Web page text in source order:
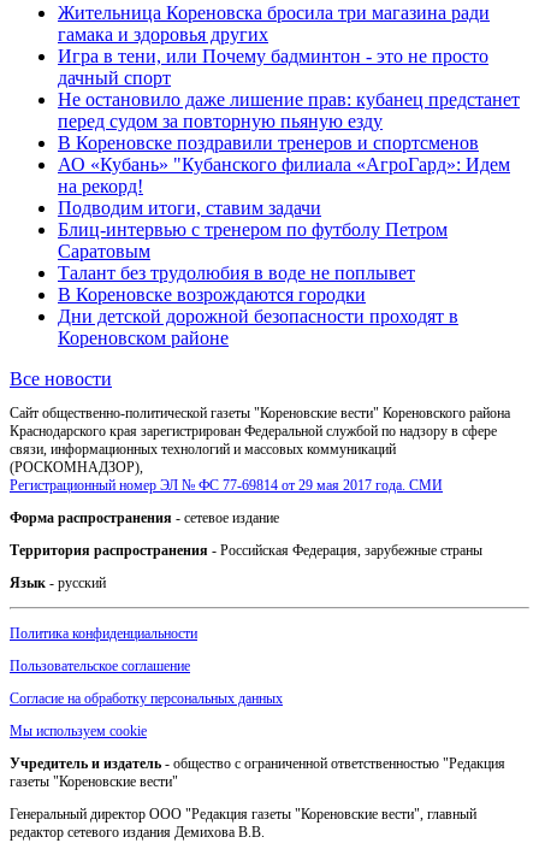
Жительница Кореновска бросила три магазина ради
гамака и здоровья других
Игра в тени, или Почему бадминтон - это не просто
дачный спорт
Не остановило даже лишение прав: кубанец предстанет
перед судом за повторную пьяную езду
В Кореновске поздравили тренеров и спортсменов
АО «Кубань» "Кубанского филиала «АгроГард»: Идем
на рекорд!
Подводим итоги, ставим задачи
Блиц-интервью с тренером по футболу Петром
Саратовым
Талант без трудолюбия в воде не поплывет
В Кореновске возрождаются городки
Дни детской дорожной безопасности проходят в
Кореновском районе
Все новости
Сайт общественно-политической газеты "Кореновские вести" Кореновского района
Краснодарского края зарегистрирован Федеральной службой по надзору в сфере
связи, информационных технологий и массовых коммуникаций
(РОСКОМНАДЗОР),
Регистрационный номер ЭЛ № ФС 77-69814 от 29 мая 2017 года. СМИ
Форма распространения - сетевое издание
Территория распространения - Российская Федерация, зарубежные страны
Язык - русский
Политика конфиденциальности
Пользовательское соглашение
Согласие на обработку персональных данных
Мы используем cookie
Учредитель и издатель - общество с ограниченной ответственностью "Редакция
газеты "Кореновские вести"
Генеральный директор ООО "Редакция газеты "Кореновские вести", главный
редактор сетевого издания Демихова В.В.